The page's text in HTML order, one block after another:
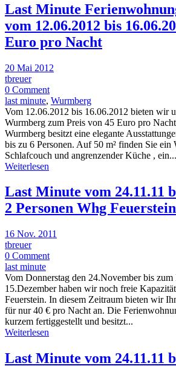
Last Minute
vom 12.06.2012 bis
Euro pro Nacht
20 Mai 2012
tbreuer
0 Comment
last minute, Wurmberg
Vom 12.06.2012 bis 16.06.2012 bieten wir
Wurmberg zum Preis von 45 Euro pro
Wurmberg besitzt eine elegante
bis zu 6 Personen. Auf 50 m² finden Sie ein
Schlafcouch und angrenzender Küche , ein...
Weiterlesen
Last Minute vom 24.11.11
2 Personen Whg Feuerstein
16 Nov. 2011
tbreuer
0 Comment
last minute
Vom Donnerstag den 24.November bis zum
15.Dezember haben wir noch freie
Feuerstein. In diesem Zeitraum bieten wir
für nur 40 € pro Nacht an. Die
kurzem fertiggestellt und besitzt...
Weiterlesen
Last Minute vom 24.11.11